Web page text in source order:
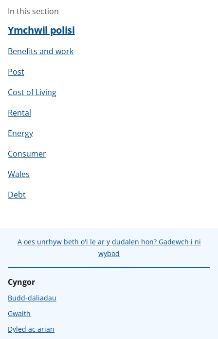
In this section
Ymchwil polisi
Benefits and work
Post
Cost of Living
Rental
Energy
Consumer
Wales
Debt
A oes unrhyw beth o'i le ar y dudalen hon? Gadewch i ni
wybod
Cyngor
Budd-daliadau
Gwaith
Dyled ac arian